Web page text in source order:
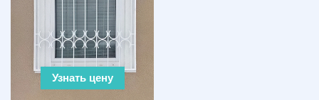
Узнать цену